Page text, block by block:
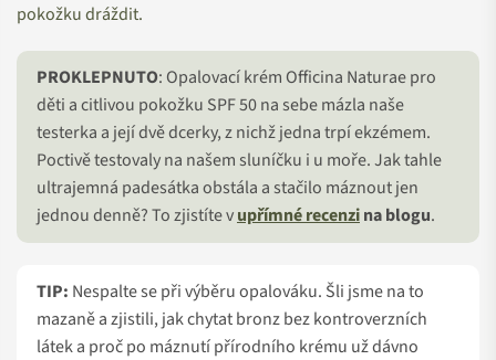
pokožku dráždit.
PROKLEPNUTO: Opalovací krém Officina Naturae pro
děti a citlivou pokožku SPF 50 na sebe mázla naše
testerka a její dvě dcerky, z nichž jedna trpí ekzémem.
Poctivě testovaly na našem sluníčku i u moře. Jak tahle
ultrajemná padesátka obstála a stačilo máznout jen
jednou denně? To zjistíte vupřímné recenzina blogu.
TIP: Nespalte se při výběru opalováku. Šli jsme na to
mazaně a zjistili, jak chytat bronz bez kontroverzních
látek a proč po máznutí přírodního krému už dávno